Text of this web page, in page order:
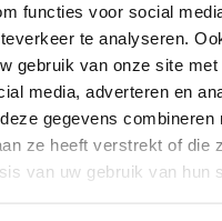
functies voor social
te analyseren.
gebruik van onze site met
media, adverteren en
gegevens combineren
ze heeft verstrekt of die
van uw gebruik van hun